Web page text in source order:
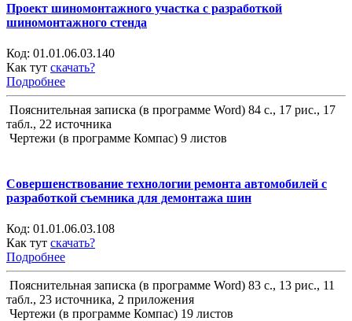
Проект шиномонтажного участка с разработкой
шиномонтажного стенда
Код: 01.01.06.03.140
Как тут скачать?
Подробнее
Пояснительная записка (в программе Word) 84 с., 17 рис., 17
табл., 22 источника
Чертежи (в программе Компас) 9 листов
Совершенствование технологии ремонта автомобилей с
разработкой съемника для демонтажа шин
Код: 01.01.06.03.108
Как тут скачать?
Подробнее
Пояснительная записка (в программе Word) 83 с., 13 рис., 11
табл., 23 источника, 2 приложения
Чертежи (в программе Компас) 19 листов